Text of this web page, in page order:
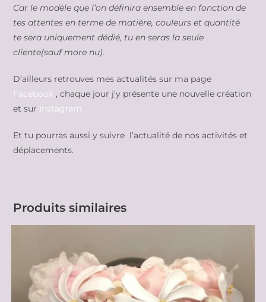
Car le modèle que l’on définira ensemble en fonction de
tes attentes en terme de matière, couleurs et quantité
te sera uniquement dédié, tu en seras la seule
cliente(sauf more nu).
D’ailleurs retrouves mes actualités sur ma page
Facebook , chaque jour j’y présente une nouvelle création
et sur Instagram.
Et tu pourras aussi y suivre l’actualité de nos activités et
déplacements.
Produits similaires